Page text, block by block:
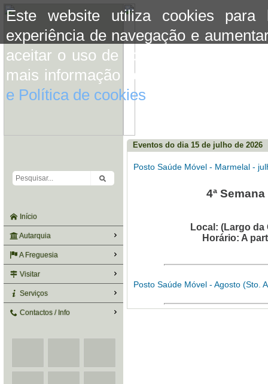
Este website utiliza cookies para
experiência de navegação e
aceitar o uso de cookies basta
mais informação consulte a
e Política de cookies
Início
Autarquia
A Freguesia
Visitar
Serviços
Contactos / Info
Eventos do dia 15 de julho de 2026
Posto Saúde Móvel - Marmelal -
4ª
Local: (Largo da
Horário: A
Posto Saúde Móvel - Agosto (Sto.